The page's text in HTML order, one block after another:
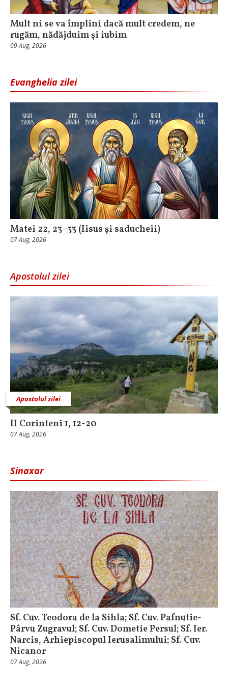
Mult ni se va împlini dacă mult credem, ne
rugăm, nădăjduim și iubim
09 Aug, 2026
Evanghelia zilei
Matei 22, 23–33 (Iisus și saducheii)
07 Aug, 2026
Apostolul zilei
Apostolul zilei
II Corinteni 1, 12-20
07 Aug, 2026
Sinaxar
Sf. Cuv. Teodora de la Sihla; Sf. Cuv. Pafnutie-
Pârvu Zugravul; Sf. Cuv. Dometie Persul; Sf. Ier.
Narcis, Arhiepiscopul Ierusalimului; Sf. Cuv.
Nicanor
07 Aug, 2026